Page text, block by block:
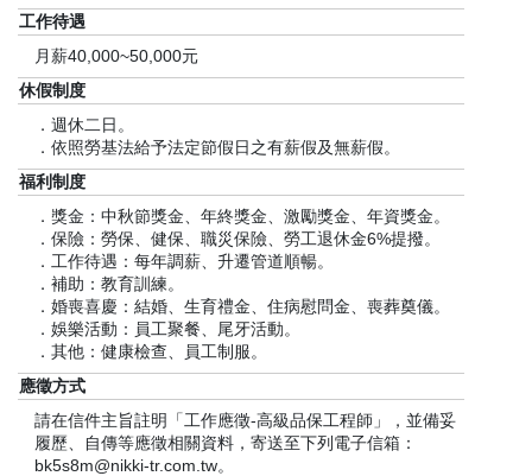
工作待遇
月薪40,000~50,000元
休假制度
．週休二日。
．依照勞基法給予法定節假日之有薪假及無薪假。
福利制度
．獎金：中秋節獎金、年終獎金、激勵獎金、年資獎金。
．保險：勞保、健保、職災保險、勞工退休金6%提撥。
．工作待遇：每年調薪、升遷管道順暢。
．補助：教育訓練。
．婚喪喜慶：結婚、生育禮金、住病慰問金、喪葬奠儀。
．娛樂活動：員工聚餐、尾牙活動。
．其他：健康檢查、員工制服。
應徵方式
請在信件主旨註明「工作應徵-高級品保工程師」，並備妥
履歷、自傳等應徵相關資料，寄送至下列電子信箱：
bk5s8m@nikki-tr.com.tw。